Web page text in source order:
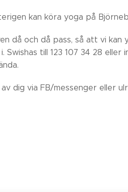
kan köra yoga på
då och då pass, så att vi kan
till 123 107 34 28 eller
dig via FB/messenger eller